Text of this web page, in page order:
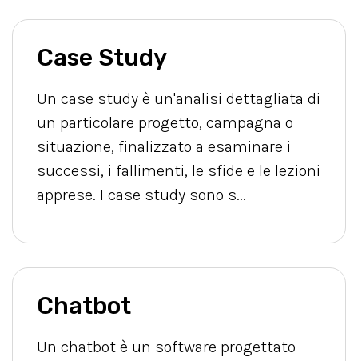
Case Study
Un case study è un'analisi dettagliata di
un particolare progetto, campagna o
situazione, finalizzato a esaminare i
successi, i fallimenti, le sfide e le lezioni
apprese. I case study sono s...
Chatbot
Un chatbot è un software progettato